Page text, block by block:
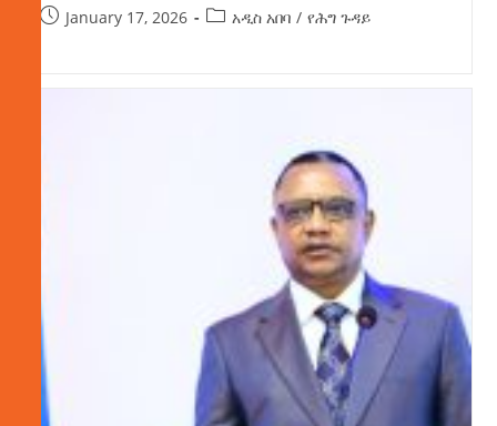
January 17, 2026 አዲስ አበባ / የሕግ ጉዳይ